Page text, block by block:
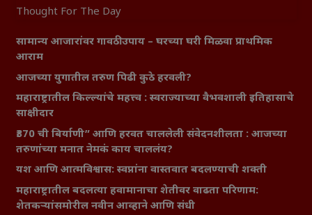
Thought For The Day
सामान्य आजारांवर गावठी उपाय – घरच्या घरी मिळवा प्राथमिक
आराम
आजच्या युगातील तरुण पिढी कुठे हरवली?
महाराष्ट्रातील किल्ल्यांचे महत्त्व : स्वराज्याच्या वैभवशाली इतिहासाचे
साक्षीदार
₹370 ची बिर्याणी” आणि हरवत चाललेली संवेदनशीलता : आजच्या
तरुणांच्या मनात नेमकं काय चाललंय?
यश आणि आत्मविश्वास: स्वप्नांना वास्तवात बदलण्याची शक्ती
महाराष्ट्रातील बदलत्या हवामानाचा शेतीवर वाढता परिणाम:
शेतकऱ्यांसमोरील नवीन आव्हाने आणि संधी